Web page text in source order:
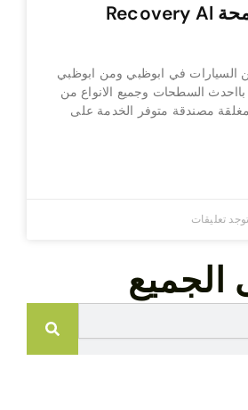
ريكفري السمحة Recovery Al
في ابوظبي ومن ابوظبي
بااحدث السطحات وجميع الانواع من
مصندقة متوفر الخدمة على
توجد تعليقات
الجميع